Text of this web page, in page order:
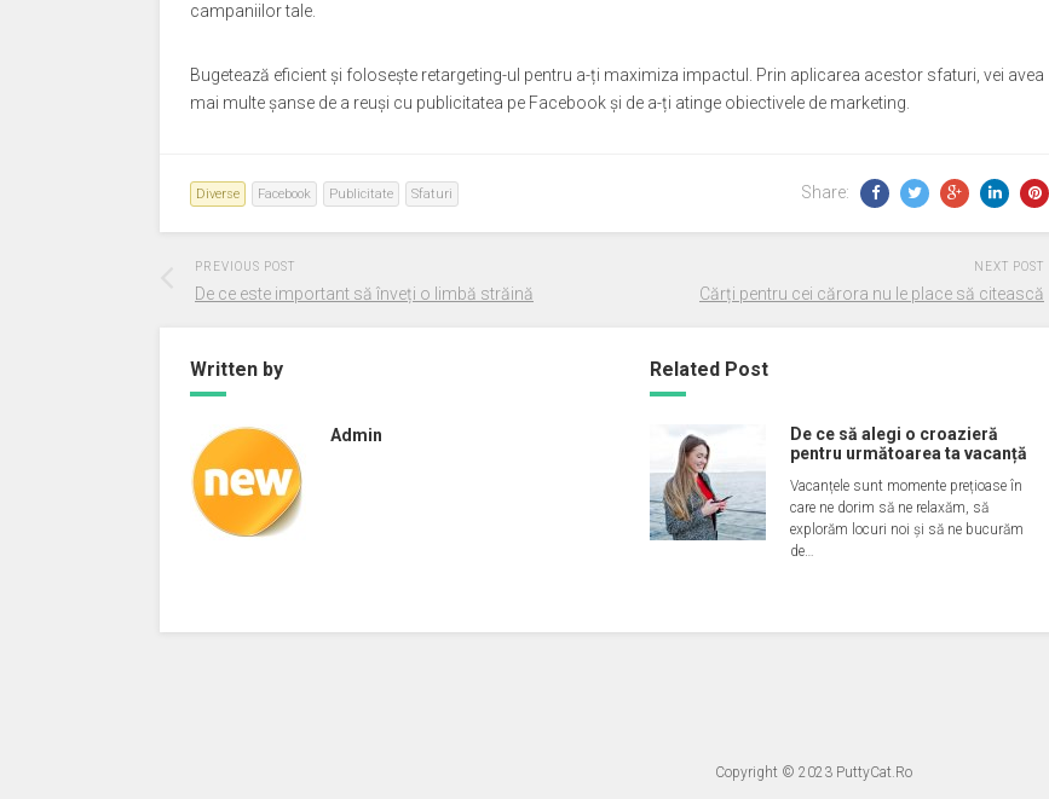
campaniilor tale.
Bugetează eficient și folosește retargeting-ul pentru a-ți maximiza impactul. Prin aplicarea acestor sfaturi, vei avea
mai multe șanse de a reuși cu publicitatea pe Facebook și de a-ți atinge obiectivele de marketing.
Diverse Facebook Publicitate Sfaturi Share:
PREVIOUS POST
De ce este important să înveți o limbă străină
NEXT POST
Cărți pentru cei cărora nu le place să citească
Written by
Admin
Related Post
De ce să alegi o croazieră
pentru următoarea ta vacanță
Vacanțele sunt momente prețioase în
care ne dorim să ne relaxăm, să
explorăm locuri noi și să ne bucurăm
de…
Copyright © 2023 PuttyCat.Ro